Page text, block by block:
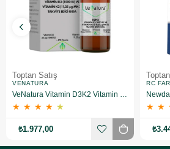
Toptan Satış
VENATURA
VeNatura Vitamin D3K2 Vitamin Takviye Edici Gıda 10 Adet
★ ★ ★ ★ ★
₺1.977,00
RC
★ ★